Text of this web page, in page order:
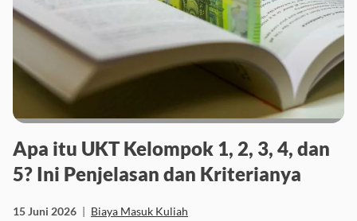
Apa itu UKT Kelompok 1, 2, 3, 4, dan
5? Ini Penjelasan dan Kriterianya
15 Juni 2026 | Biaya Masuk Kuliah